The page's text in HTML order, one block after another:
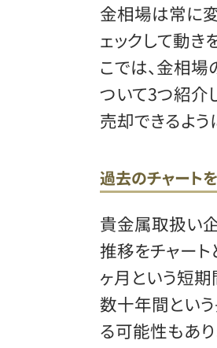
金相場は常に
ェックして動き
こでは、金相
ついて3つ紹介
売却できるよう
過去のチャート
貴金属取扱い
推移をチャート
ヶ月という短
数十年間とい
る可能性もあり